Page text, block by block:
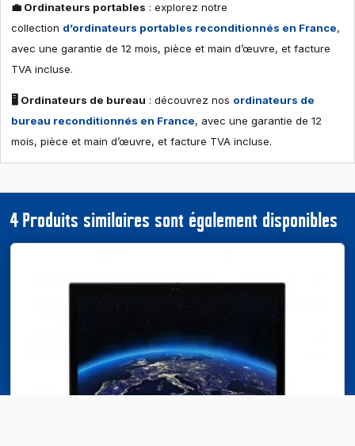
💼 Ordinateurs portables : explorez notre
collection d’ordinateurs portables reconditionnés en France,
avec une garantie de 12 mois, pièce et main d’œuvre, et facture
TVA incluse.
🖥 Ordinateurs de bureau : découvrez nos ordinateurs de
bureau reconditionnés en France, avec une garantie de 12
mois, pièce et main d’œuvre, et facture TVA incluse.
4 Produits similaires sont également disponibles